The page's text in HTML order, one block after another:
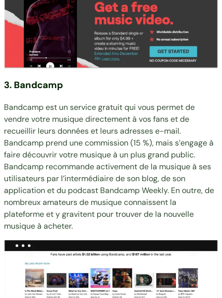
3. Bandcamp
Bandcamp est un service gratuit qui vous permet de
vendre votre musique directement à vos fans et de
recueillir leurs données et leurs adresses e-mail.
Bandcamp prend une commission (15 %), mais s’engage à
faire découvrir votre musique à un plus grand public.
Bandcamp recommande activement de la musique à ses
utilisateurs par l’intermédiaire de son blog, de son
application et du podcast Bandcamp Weekly. En outre, de
nombreux amateurs de musique connaissent la
plateforme et y gravitent pour trouver de la nouvelle
musique à acheter.